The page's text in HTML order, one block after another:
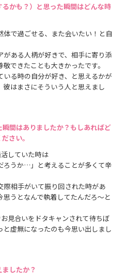
かも？）と思った瞬間はどんな時
体で過ごせる、また会いたい！と自
がある人柄が好きで、相手に寄り添
できたことも大きかったです。
いる時の自分が好き、と思えるかが
はまさにそういう人と思えまし
間はありましたか？もしあればど
さい。
していた時は
ろうか…」と考えることが多くて辛
際相手がいて振り回された時があ
うとなんで執着してたんだろ～と
見合いをドタキャンされて待ちぼ
と虚無になったのも今思い出しまし
したか？